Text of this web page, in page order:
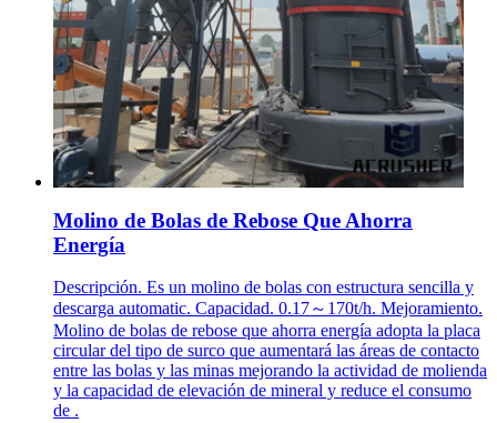
Molino de Bolas de Rebose Que Ahorra
Energía
Descripción. Es un molino de bolas con estructura sencilla y
descarga automatic. Capacidad. 0.17～170t/h. Mejoramiento.
Molino de bolas de rebose que ahorra energía adopta la placa
circular del tipo de surco que aumentará las áreas de contacto
entre las bolas y las minas mejorando la actividad de molienda
y la capacidad de elevación de mineral y reduce el consumo
de .